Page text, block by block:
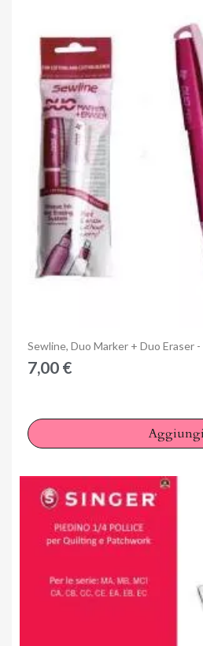
Anteprima
Sewline, Duo Marker + Duo Eraser
7,00 €
Aggiungi